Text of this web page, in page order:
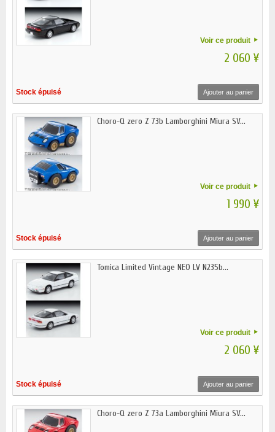
Voir ce produit
2 060 ¥
Stock épuisé Ajouter au panier
Choro-Q zero Z 73b Lamborghini Miura SV...
Voir ce produit
1 990 ¥
Stock épuisé Ajouter au panier
Tomica Limited Vintage NEO LV N235b...
Voir ce produit
2 060 ¥
Stock épuisé Ajouter au panier
Choro-Q zero Z 73a Lamborghini Miura SV...